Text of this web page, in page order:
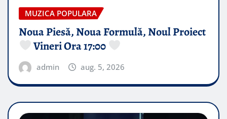
MUZICA POPULARA
Noua Piesă, Noua Formulă, Noul Proiect
Vineri Ora 17:00
admin aug. 5, 2026